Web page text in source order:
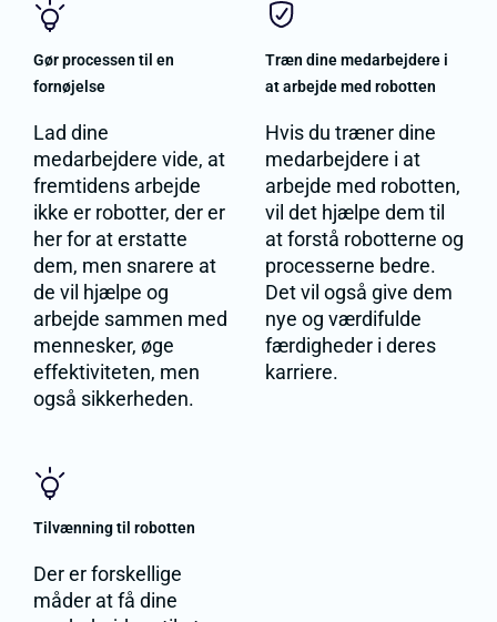
Gør processen til en
fornøjelse
Lad dine
medarbejdere vide, at
fremtidens arbejde
ikke er robotter, der er
her for at erstatte
dem, men snarere at
de vil hjælpe og
arbejde sammen med
mennesker, øge
effektiviteten, men
også sikkerheden.
Træn dine medarbejdere i
at arbejde med robotten
Hvis du træner dine
medarbejdere i at
arbejde med robotten,
vil det hjælpe dem til
at forstå robotterne og
processerne bedre.
Det vil også give dem
nye og værdifulde
færdigheder i deres
karriere.
Tilvænning til robotten
Der er forskellige
måder at få dine